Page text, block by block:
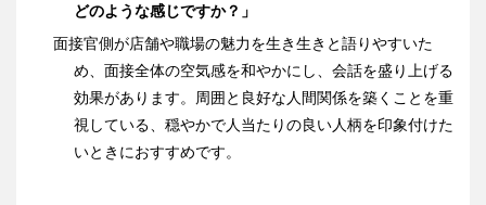
どのような感じですか？」
面接官側が店舗や職場の魅力を生き生きと語りやすいた
め、面接全体の空気感を和やかにし、会話を盛り上げる
効果があります。周囲と良好な人間関係を築くことを重
視している、穏やかで人当たりの良い人柄を印象付けた
いときにおすすめです。